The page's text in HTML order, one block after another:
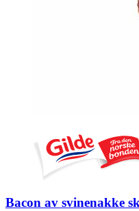
Bacon av svinenakke